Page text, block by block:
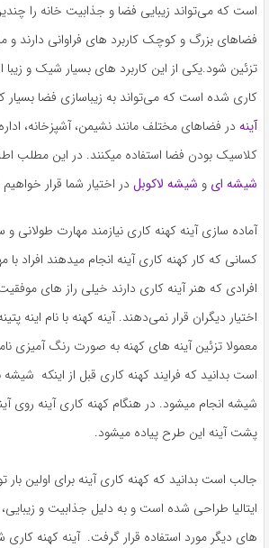
لینک
است که می‌تواند زیبایی فضا و جذابیت خانه را
فضاهای بزرگ و کوچک کاربرد های فراوانی دارند و
تزئین شود.یکی از این کاربرد های بسیار شیک و زیبا
کاری شده است که می‌تواند به زیباسازی فضا
آینه در فضاهای مختلف مانند نشیمن، آشپزخانه،
کلاسیک بودن فضا استفاده میکنند. در این مطلب
شیشه ای و شیشه لاکوبل در اختیار شما قرار
آماده سازی آینه کهنه کاری نیازمند مهارت طولانی
کسانی که کار کهنه کاری آینه انجام میدهند افراد با
افرادی که هنر آینه کاری دارند خیلی راز های
اختیار دیگران قرار نمی‌دهند. آینه کهنه با نام اینه
معمولا تزئین آینه های کهنه به صورت رنگ آمیزی
است بدانید که فرایند کهنه کاری قبل از اینکه
شیشه انجام میشود. در هنگام کهنه کاری آینه روی
پشت آینه این طرح پیاده میشود‌.
جالب است بدانید که کهنه کاری آینه برای اولین
ایتالیا طراحی شده است و به دلیل جذابیت و
های دیگر مورد استفاده قرار گرفت. آینه کهنه